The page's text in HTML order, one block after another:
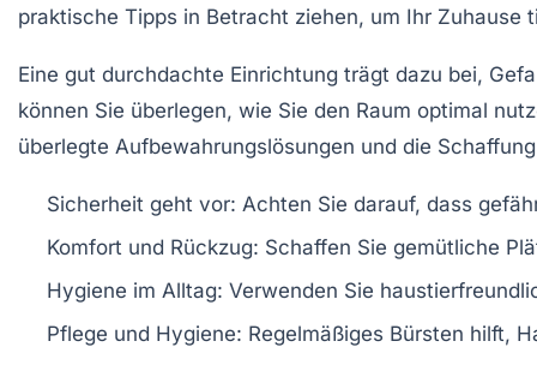
praktische Tipps in Betracht ziehen, um Ihr Zuhause
Eine gut durchdachte Einrichtung trägt dazu bei,
können Sie überlegen, wie Sie den Raum optimal
überlegte Aufbewahrungslösungen und die
Sicherheit geht vor: Achten Sie darauf, dass
Komfort und Rückzug: Schaffen Sie gemütliche
Hygiene im Alltag: Verwenden Sie
Pflege und Hygiene: Regelmäßiges Bürsten hilft,